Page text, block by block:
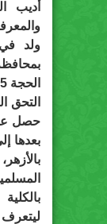
أديب
ولد في
الحجة 1335هـ/ 22 سبتمبر 1917م).
التحق
حصل على
بعدها